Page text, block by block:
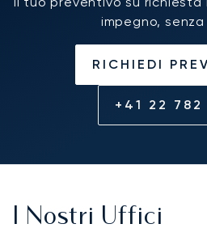
impegno,
RICHIEDI
+41 22 782
I Nostri Uffici